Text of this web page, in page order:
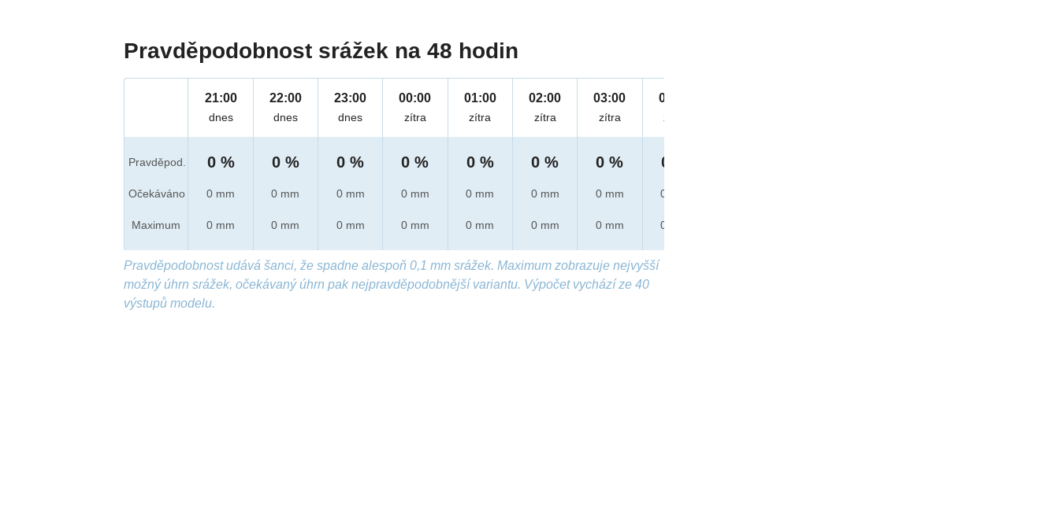
Pravděpodobnost srážek na 48 hodin
Pravděpod.
Očekáváno
Maximum
21:00
dnes
0 %
0 mm
0 mm
22:00
dnes
0 %
0 mm
0 mm
23:00
dnes
0 %
0 mm
0 mm
00:00
zítra
0 %
0 mm
0 mm
01:00
zítra
0 %
0 mm
0 mm
02:00
zítra
0 %
0 mm
0 mm
03:00
zítra
0 %
0 mm
0 mm
04:00
zítra
0 %
0 mm
0 mm
Pravděpodobnost udává šanci, že spadne alespoň 0,1 mm srážek. Maximum zobrazuje nejvyšší
možný úhrn srážek, očekávaný úhrn pak nejpravděpodobnější variantu. Výpočet vychází ze 40
výstupů modelu.